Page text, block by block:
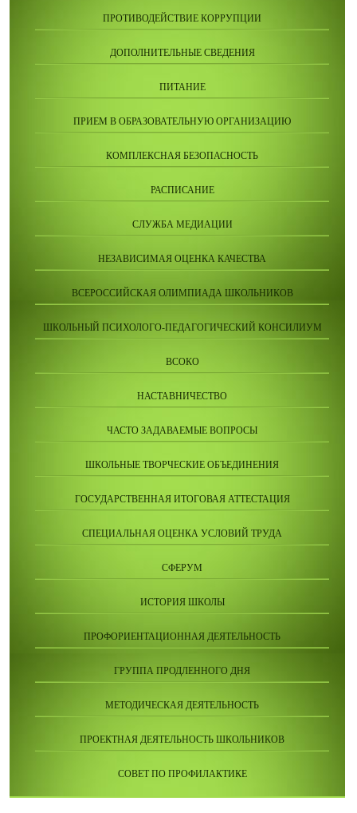
ПРОТИВОДЕЙСТВИЕ КОРРУПЦИИ
ДОПОЛНИТЕЛЬНЫЕ СВЕДЕНИЯ
ПИТАНИЕ
ПРИЕМ В ОБРАЗОВАТЕЛЬНУЮ ОРГАНИЗАЦИЮ
КОМПЛЕКСНАЯ БЕЗОПАСНОСТЬ
РАСПИСАНИЕ
СЛУЖБА МЕДИАЦИИ
НЕЗАВИСИМАЯ ОЦЕНКА КАЧЕСТВА
ВСЕРОССИЙСКАЯ ОЛИМПИАДА ШКОЛЬНИКОВ
ШКОЛЬНЫЙ ПСИХОЛОГО-ПЕДАГОГИЧЕСКИЙ КОНСИЛИУМ
ВСОКО
НАСТАВНИЧЕСТВО
ЧАСТО ЗАДАВАЕМЫЕ ВОПРОСЫ
ШКОЛЬНЫЕ ТВОРЧЕСКИЕ ОБЪЕДИНЕНИЯ
ГОСУДАРСТВЕННАЯ ИТОГОВАЯ АТТЕСТАЦИЯ
СПЕЦИАЛЬНАЯ ОЦЕНКА УСЛОВИЙ ТРУДА
СФЕРУМ
ИСТОРИЯ ШКОЛЫ
ПРОФОРИЕНТАЦИОННАЯ ДЕЯТЕЛЬНОСТЬ
ГРУППА ПРОДЛЕННОГО ДНЯ
МЕТОДИЧЕСКАЯ ДЕЯТЕЛЬНОСТЬ
ПРОЕКТНАЯ ДЕЯТЕЛЬНОСТЬ ШКОЛЬНИКОВ
СОВЕТ ПО ПРОФИЛАКТИКЕ